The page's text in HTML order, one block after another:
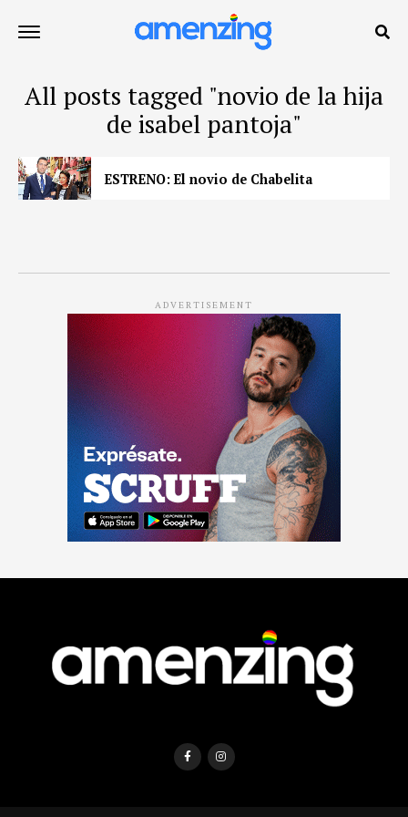
All posts tagged "novio de la hija
de isabel pantoja"
ESTRENO: El novio de Chabelita
ADVERTISEMENT